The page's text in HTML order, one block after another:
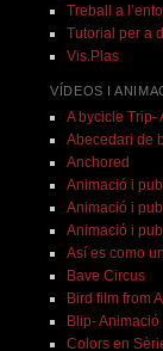
Treball a
Tutorial per a
Vis.Plas
VÍDEOS I
A bycicle Trip-
Abecedari de
Anchored
Animació i
Animació i
Animació i
Así es como
Bave Circus
Bird film from
Blip- Animació
Colors en